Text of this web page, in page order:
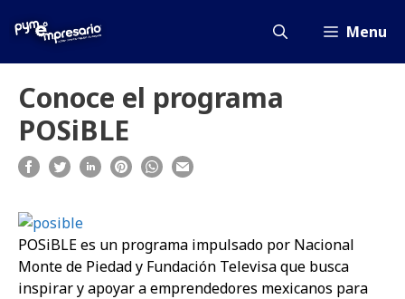
Menu
Conoce el programa
POSiBLE
POSiBLE es un programa impulsado por Nacional
Monte de Piedad y Fundación Televisa que busca
inspirar y apoyar a emprendedores mexicanos para